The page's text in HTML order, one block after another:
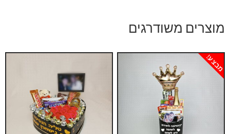
מוצרים משודרגים
מבצע!